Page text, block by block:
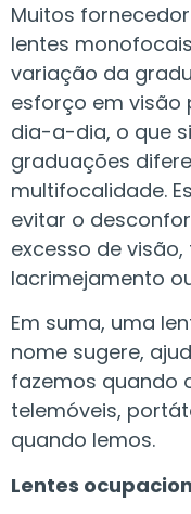
Muitos
lentes
variação da
esforço em visão
dia-a-dia, o que
graduações
multifocalidade.
evitar o
excesso de
lacrimejamento
Em suma, uma
nome sugere,
fazemos quando
telemóveis,
quando lemos.
Lentes